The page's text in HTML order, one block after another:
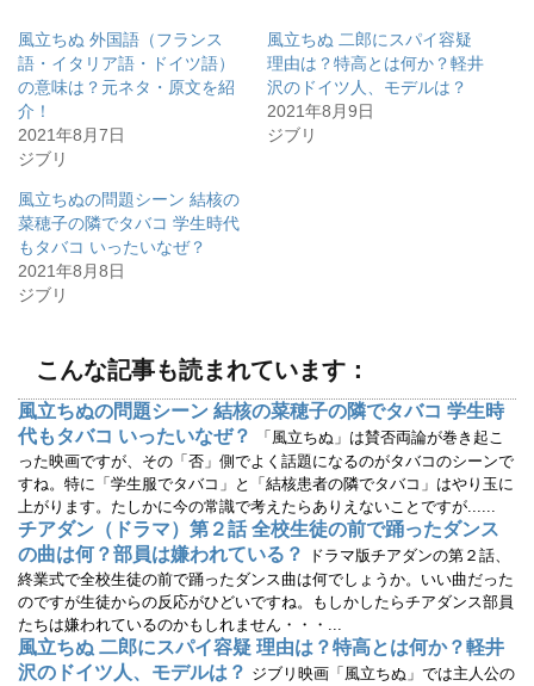
T
w
i
t
t
r
で
共
有
新
し
い
ウ
ィ
ン
ド
ウ
ま
す
o
o
k
で
共
有
る
に
ッ
ク
し
て
く
だ
い
ウ
ィ
ン
ド
ウ
で
開
き
ま
す
)
風立ちぬ 外国語（フランス
語・イタリア語・ドイツ語）
の意味は？元ネタ・原文を紹
介！
2021年8月7日
ジブリ
風立ちぬ 二郎にスパイ容疑
理由は？特高とは何か？軽井
沢のドイツ人、モデルは？
2021年8月9日
ジブリ
風立ちぬの問題シーン 結核の
菜穂子の隣でタバコ 学生時代
もタバコ いったいなぜ？
2021年8月8日
ジブリ
こんな記事も読まれています：
風立ちぬの問題シーン 結核の菜穂子の隣でタバコ 学生時
代もタバコ いったいなぜ？
「風立ちぬ」は賛否両論が巻き起こ
った映画ですが、その「否」側でよく話題になるのがタバコのシーンで
すね。特に「学生服でタバコ」と「結核患者の隣でタバコ」はやり玉に
上がります。たしかに今の常識で考えたらありえないことですが......
チアダン（ドラマ）第２話 全校生徒の前で踊ったダンス
の曲は何？部員は嫌われている？
ドラマ版チアダンの第２話、
終業式で全校生徒の前で踊ったダンス曲は何でしょうか。いい曲だった
のですが生徒からの反応がひどいですね。もしかしたらチアダンス部員
たちは嫌われているのかもしれません・・・...
風立ちぬ 二郎にスパイ容疑 理由は？特高とは何か？軽井
沢のドイツ人、モデルは？ ジブリ映画「風立ちぬ」では主人公の